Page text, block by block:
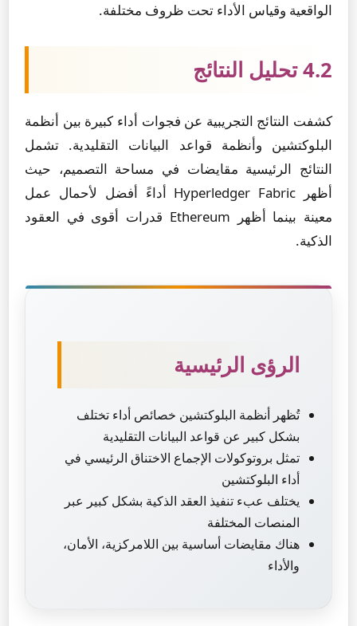
الواقعية وقياس الأداء تحت ظروف مختلفة.
4.2 تحليل النتائج
كشفت النتائج التجريبية عن فجوات أداء كبيرة بين أنظمة
البلوكتشين وأنظمة قواعد البيانات التقليدية. تشمل
النتائج الرئيسية مقايضات في مساحة التصميم، حيث
أظهر Hyperledger Fabric أداءً أفضل لأحمال عمل
معينة بينما أظهر Ethereum قدرات أقوى في العقود
الذكية.
الرؤى الرئيسية
تُظهر أنظمة البلوكتشين خصائص أداء تختلف
بشكل كبير عن قواعد البيانات التقليدية
تمثل بروتوكولات الإجماع الاختناق الرئيسي في
أداء البلوكتشين
يختلف عبء تنفيذ العقد الذكية بشكل كبير عبر
المنصات المختلفة
هناك مقايضات أساسية بين اللامركزية، الأمان،
والأداء